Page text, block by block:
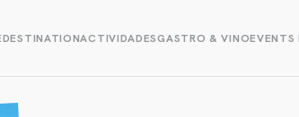
DESTINATIONACTIVIDADESGASTRO & VINOEVENTS